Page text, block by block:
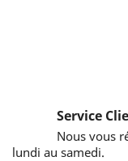
Service
Nous vous
lundi au samedi.